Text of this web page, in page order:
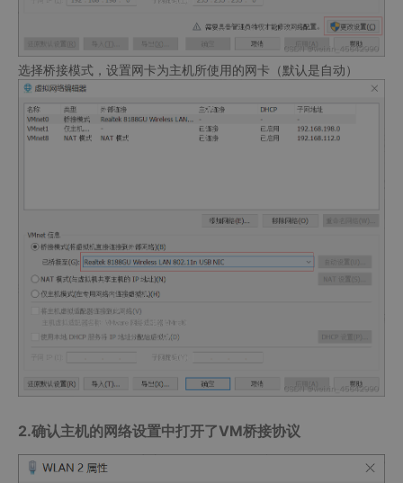
选择桥接模式，设置网卡为主机所使用的网卡（默认是自动）
2.确认主机的网络设置中打开了VM桥接协议